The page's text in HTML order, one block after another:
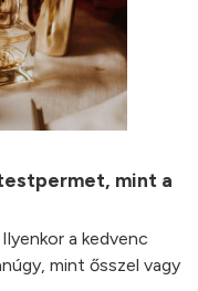
mint a
a kedvenc
mint ősszel vagy